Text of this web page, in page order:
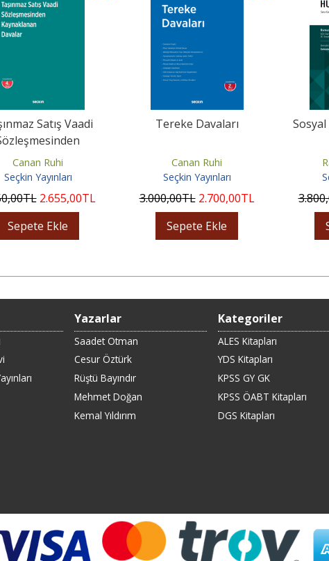
Satış Vaadi
Davalar
Canan Ruhi
Seçkin Yayınları
,00TL 2.655,00TL
Sepete Ekle
Tereke Davaları
Canan Ruhi
Seçkin Yayınları
3.000,00TL 2.700,00TL
Sepete Ekle
3.800
Yazarlar
Saadet Otman
Cesur Öztürk
Rüştü Bayındır
Mehmet Doğan
Kemal Yıldırım
Kategoriler
ALES Kitapları
YDS Kitapları
KPSS GY GK
KPSS ÖABT Kitapları
DGS Kitapları